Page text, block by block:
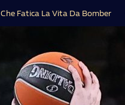
Che Fatica La Vita Da Bomber